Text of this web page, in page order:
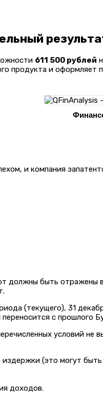
611 500 рублей
продукта и оформляет
и компания
должны быть отражены
(текущего), 31
с прошлого
условий не
(это могут
доходов.